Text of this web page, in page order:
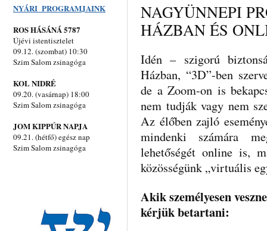
NAGYÜNNEPI
HÁZBAN ÉS
Idén – szigorú
Házban, “3D”-ben
de a Zoom-on is
nem tudják vagy nem
Az élőben zajló
mindenki számára
lehetőségét online is,
közösségünk „virtuális
Akik személyesen
kérjük betartani:
NYÁRI PROGRAMJAINK
ROS HÁSÁNÁ 5787
Újévi istentisztelet
09.12. (szombat) 10:30
Szim Salom zsinagóga
KOL NIDRÉ
09.20. (vasárnap) 18:00
Szim Salom zsinagóga
JOM KIPPÚR NAPJA
09.21. (hétfő) egész nap
Szim Salom zsinagóga